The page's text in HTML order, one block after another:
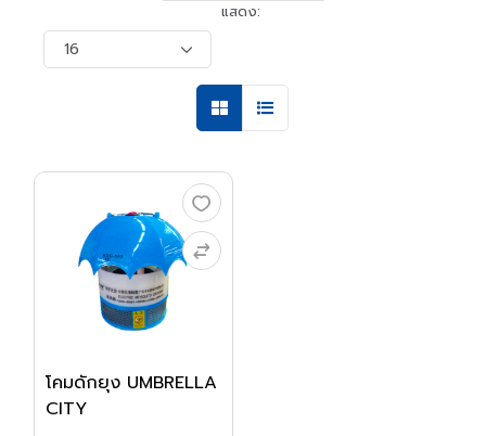
แสดง:
โคมดักยุง UMBRELLA
CITY